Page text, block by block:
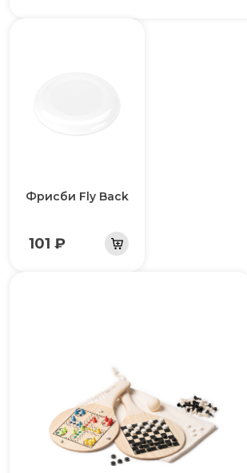
Фрисби Fly Back
101 ₽